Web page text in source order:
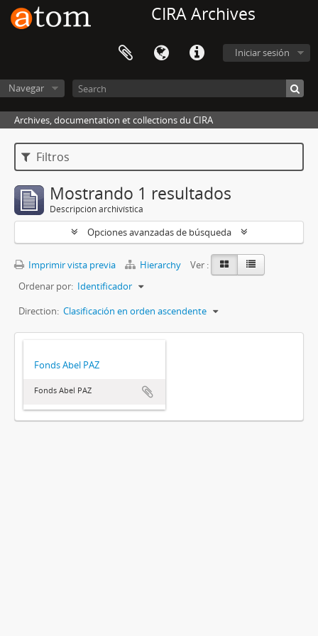
CIRA Archives
Iniciar sesión
Navegar
Archives, documentation et collections du CIRA
Filtros
Mostrando 1 resultados
Descripción archivística
Opciones avanzadas de búsqueda
Imprimir vista previa Hierarchy
Ver :
Ordenar por: Identificador
Direction: Clasificación en orden ascendente
Fonds Abel PAZ
Fonds Abel PAZ